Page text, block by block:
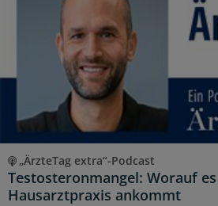
„ÄrzteTag extra“-Podcast
Testosteronmangel: Worauf
Hausarztpraxis ankommt